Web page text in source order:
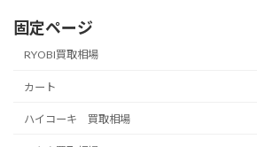
固定ページ
RYOBI買取相場
カート
ハイコーキ 買取相場